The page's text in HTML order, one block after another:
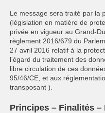
Le message sera traité par la
(législation en matière de
privée en vigueur au Grand-
règlement 2016/679 du
27 avril 2016 relatif à la
l’égard du traitement des
libre circulation de ces
95/46/CE, et aux
transposant ).
Principes – Finalités